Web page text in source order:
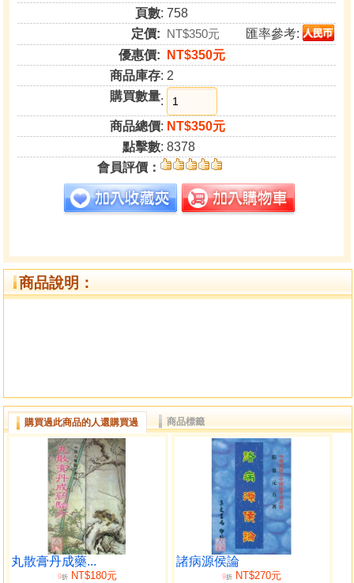
頁數: 758
定價: NT$350元
匯率參考:
優惠價:
NT$350元
商品庫存: 2
購買數量:
商品總價: NT$350元
點擊數: 8378
會員評價：
商品說明：
購買過此商品的人還購買過 商品標籤
丸散膏丹成藥...
9折NT$180元
諸病源侯論
9折 NT$270元